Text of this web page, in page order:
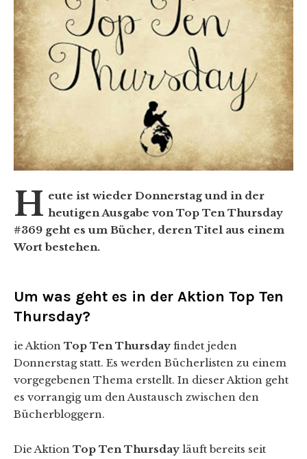
H eute ist wieder Donnerstag und in der
heutigen Ausgabe von Top Ten Thursday
#369 geht es um Bücher, deren Titel aus einem
Wort bestehen.
Um was geht es in der Aktion Top Ten
Thursday?
ie Aktion Top Ten Thursday findet jeden
Donnerstag statt. Es werden Bücherlisten zu einem
vorgegebenen Thema erstellt. In dieser Aktion geht
es vorrangig um den Austausch zwischen den
Bücherbloggern.
Die Aktion Top Ten Thursday läuft bereits seit